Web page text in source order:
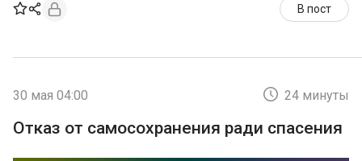
В пост
30 мая 04:00 24 минуты
Отказ от самосохранения ради спасения